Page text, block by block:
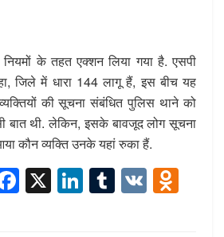
के तहत एक्शन लिया गया है. एसपी
जिले में धारा 144 लागू हैं, इस बीच यह
व्यक्तियों की सूचना संबंधित पुलिस थाने को
बात थी. लेकिन, इसके बावजूद लोग सूचना
कौन व्यक्ति उनके यहां रुका हैं.
F
a
X Li
n
T
u
V
K